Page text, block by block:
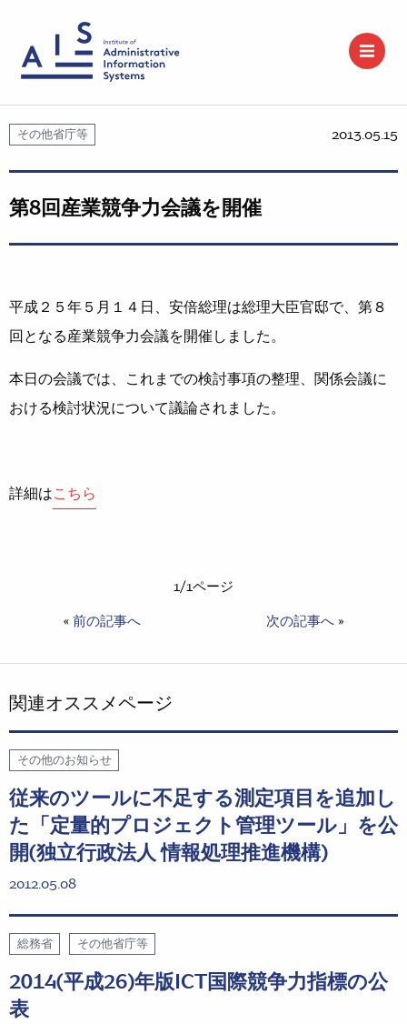
その他省庁等 2013.05.15
第8回産業競争力会議を開催
平成２５年５月１４日、安倍総理は総理大臣官邸で、第８
回となる産業競争力会議を開催しました。
本日の会議では、これまでの検討事項の整理、関係会議に
おける検討状況について議論されました。
詳細はこちら
1/1ページ
« 前の記事へ 次の記事へ »
関連オススメページ
その他のお知らせ
従来のツールに不足する測定項目を追加し
た「定量的プロジェクト管理ツール」を公
開(独立行政法人 情報処理推進機構)
2012.05.08
総務省 その他省庁等
2014(平成26)年版ICT国際競争力指標の公
表